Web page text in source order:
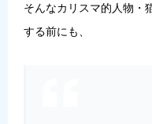
そんなカリスマ的人物・
する前にも、